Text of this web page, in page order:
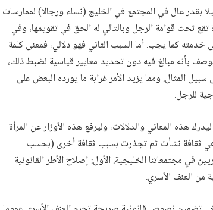
بقدر عال في المجتمع في الخليج (نساء ورجالا) لممارسات
تقع تحت قوامة الرجل وبالتالي له الحق في تقويمها، وفي
خدمته كما يجب. أما السبب الثاني فهو دلالي، فمعنى كلمة
بأنه مبالغ فيه دون تحديد معايير قياسية لضبط ذلك،
المثال. ومما يزيد الأمر غرابة ما يورده البعض على
للرجل.
هذه المعاني والدلالات، وليرفع هذه الأوزار عن المرأة
هي ثقافة نشأت ثم تجذرت بسبب ثقافة أخرى (بحسب
في مجتمعاتنا الخليجية. الأول: إصلاح الأطر القانونية
من العنف الأسري.